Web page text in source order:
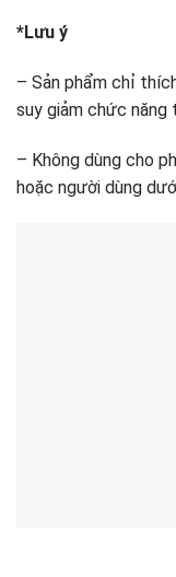
*Lưu ý
– Sản phẩm chỉ
suy giảm chức năng
– Không dùng cho
hoặc người dùng